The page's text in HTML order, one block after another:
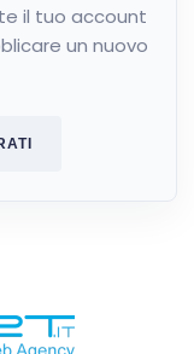
il tuo account
un nuovo